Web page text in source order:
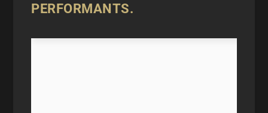
PERFORMANTS.